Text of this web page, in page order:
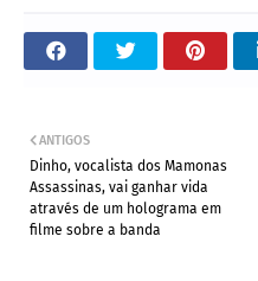
ANTIGOS
Dinho, vocalista dos Mamonas
Assassinas, vai ganhar vida
através de um holograma em
filme sobre a banda